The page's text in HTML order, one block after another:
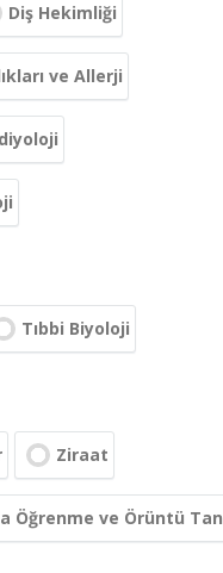
Diş Hekimliği
ve Allerji
Tıbbi Biyoloji
Ziraat
Öğrenme ve Örüntü